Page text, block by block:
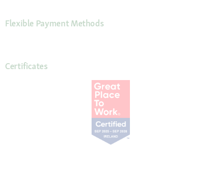
Flexible Payment Methods
Certificates